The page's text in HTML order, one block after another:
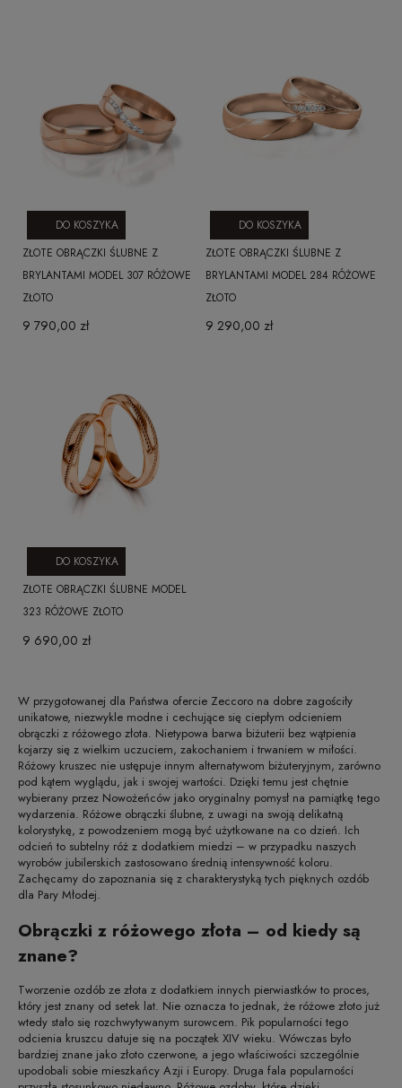
ZŁOTE OBRĄCZKI ŚLUBNE Z
BRYLANTAMI MODEL 307 RÓŻOWE
ZŁOTO
9 790,00 zł
DO KOSZYKA
ZŁOTE OBRĄCZKI ŚLUBNE Z
BRYLANTAMI MODEL 284 RÓŻOWE
ZŁOTO
9 290,00 zł
DO KOSZYKA
ZŁOTE OBRĄCZKI ŚLUBNE MODEL
323 RÓŻOWE ZŁOTO
9 690,00 zł
DO KOSZYKA
W przygotowanej dla Państwa ofercie Zeccoro na dobre zagościły
unikatowe, niezwykle modne i cechujące się ciepłym odcieniem
obrączki z różowego złota. Nietypowa barwa biżuterii bez wątpienia
kojarzy się z wielkim uczuciem, zakochaniem i trwaniem w miłości.
Różowy kruszec nie ustępuje innym alternatywom biżuteryjnym, zarówno
pod kątem wyglądu, jak i swojej wartości. Dzięki temu jest chętnie
wybierany przez Nowożeńców jako oryginalny pomysł na pamiątkę tego
wydarzenia. Różowe obrączki ślubne, z uwagi na swoją delikatną
kolorystykę, z powodzeniem mogą być użytkowane na co dzień. Ich
odcień to subtelny róż z dodatkiem miedzi – w przypadku naszych
wyrobów jubilerskich zastosowano średnią intensywność koloru.
Zachęcamy do zapoznania się z charakterystyką tych pięknych ozdób
dla Pary Młodej.
Obrączki z różowego złota – od kiedy są
znane?
Tworzenie ozdób ze złota z dodatkiem innych pierwiastków to proces,
który jest znany od setek lat. Nie oznacza to jednak, że różowe złoto już
wtedy stało się rozchwytywanym surowcem. Pik popularności tego
odcienia kruszcu datuje się na początek XIV wieku. Wówczas było
bardziej znane jako złoto czerwone, a jego właściwości szczególnie
upodobali sobie mieszkańcy Azji i Europy. Druga fala popularności